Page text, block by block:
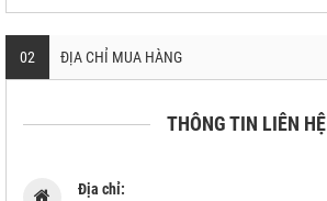
02 ĐỊA CHỈ MUA HÀNG
THÔNG TIN LIÊN HỆ
Địa chỉ: